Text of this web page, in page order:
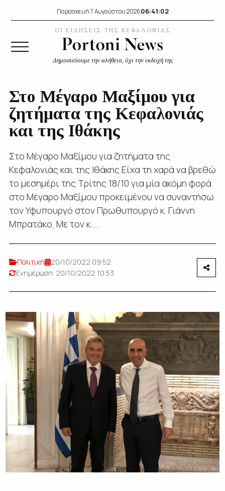
Παρασκευή 7 Αυγούστου 202606:41:03
ΟΙ ΕΙΔΗΣΕΙΣ ΤΗΣ ΚΕΦΑΛΟΝΙΑΣ
Δημοσιεύουμε την αλήθεια, όχι την εκδοχή της
Στο Μέγαρο Μαξίμου για
ζητήματα της Κεφαλονιάς
και της Ιθάκης
Στο Μέγαρο Μαξίμου για ζητήματα της
Κεφαλονιάς και της Ιθάκης Είχα τη χαρά να βρεθώ
το μεσημέρι της Τρίτης 18/10 για μία ακόμη φορά
στο Μέγαρο Μαξίμου προκειμένου να συναντήσω
τον Υφυπουργό στον Πρωθυπουργό κ. Γιάννη
Μπρατάκο. Με τον κ....
Πολιτική
20/10/2022 09:52
Ενημέρωση: 20/10/2022 10:53